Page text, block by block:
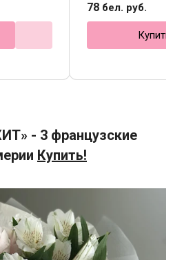
78 бел. руб.
Купить!
- 3 французские
Купить!